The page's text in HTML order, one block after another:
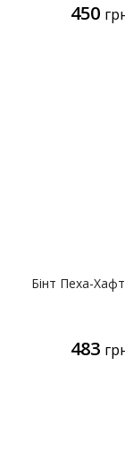
450
Бінт Пеха-
483